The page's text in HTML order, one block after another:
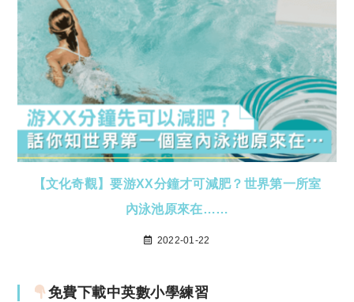
【文化奇觀】要游XX分鐘才可減肥？世界第一所室
內泳池原來在……
2022-01-22
免費下載中英數小學練習